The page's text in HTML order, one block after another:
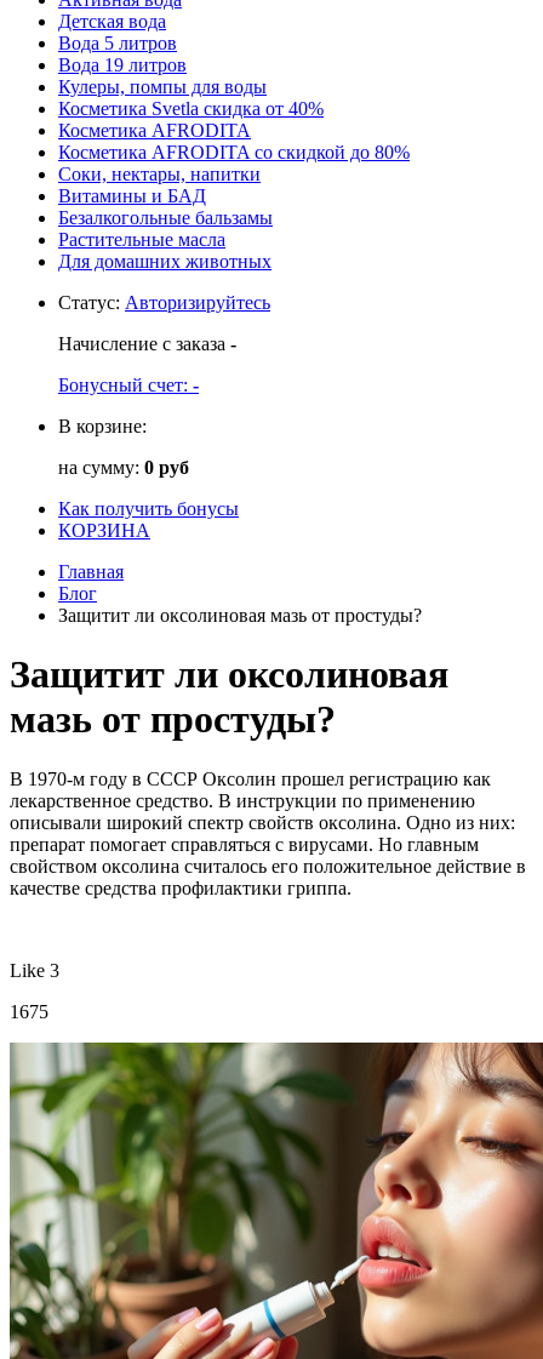
Детская вода
Вода 5 литров
Вода 19 литров
Кулеры, помпы для воды
Косметика Svetla скидка от 40%
Косметика AFRODITA
Косметика AFRODITA со скидкой до 80%
Соки, нектары, напитки
Витамины и БАД
Безалкогольные бальзамы
Растительные масла
Для домашних животных
Статус: Авторизируйтесь
Начисление с заказа -
Бонусный счет: -
В корзине:
на сумму: 0 руб
Как получить бонусы
КОРЗИНА
Главная
Блог
Защитит ли оксолиновая мазь от простуды?
Защитит ли оксолиновая
мазь от простуды?
В 1970-м году в СССР Оксолин прошел регистрацию как
лекарственное средство. В инструкции по применению
описывали широкий спектр свойств оксолина. Одно из них:
препарат помогает справляться с вирусами. Но главным
свойством оксолина считалось его положительное действие в
качестве средства профилактики гриппа.
Like 3
1675